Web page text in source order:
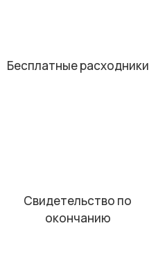
Бесплатные расходники
Свидетельство по
окончанию